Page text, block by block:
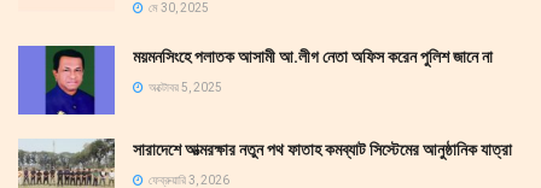
মে 30, 2025
ময়মনসিংহে পলাতক আসামী আ.লীগ নেতা অফিস করেন পুলিশ জানে না
অক্টোবর 5, 2025
সারাদেশে আত্মরক্ষার নতুন পথ ফাতাহ কমব্যাট সিস্টেমের আনুষ্ঠানিক যাত্রা
ফেব্রুয়ারি 3, 2026